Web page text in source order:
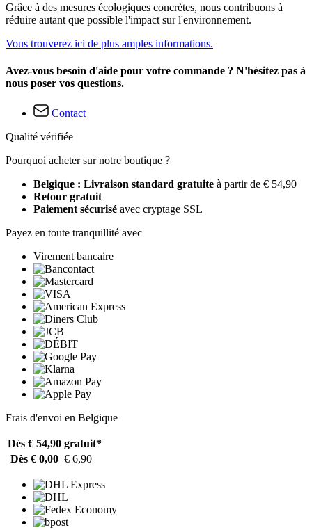
Grâce à des mesures écologiques concrètes, nous contribuons à
réduire autant que possible l'impact sur l'environnement.
Vous trouverez ici de plus amples informations.
Avez-vous besoin d'aide pour votre commande ? N'hésitez pas à
nous poser vos questions.
Contact
Qualité vérifiée
Pourquoi acheter sur notre boutique ?
Belgique : Livraison standard gratuite à partir de € 54,90
Retour gratuit
Paiement sécurisé avec cryptage SSL
Payez en toute tranquillité avec
Virement bancaire
Frais d'envoi en Belgique
Dès € 54,90 gratuit*
Dès € 0,00 € 6,90